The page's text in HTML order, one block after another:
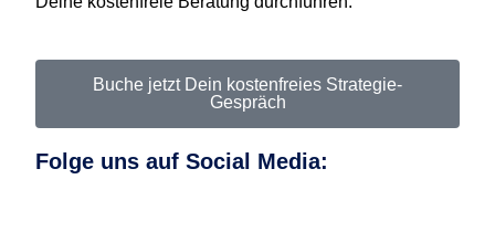
Buche jetzt Dein kostenfreies Strategie-
Gespräch
Folge uns aufSocial Media: